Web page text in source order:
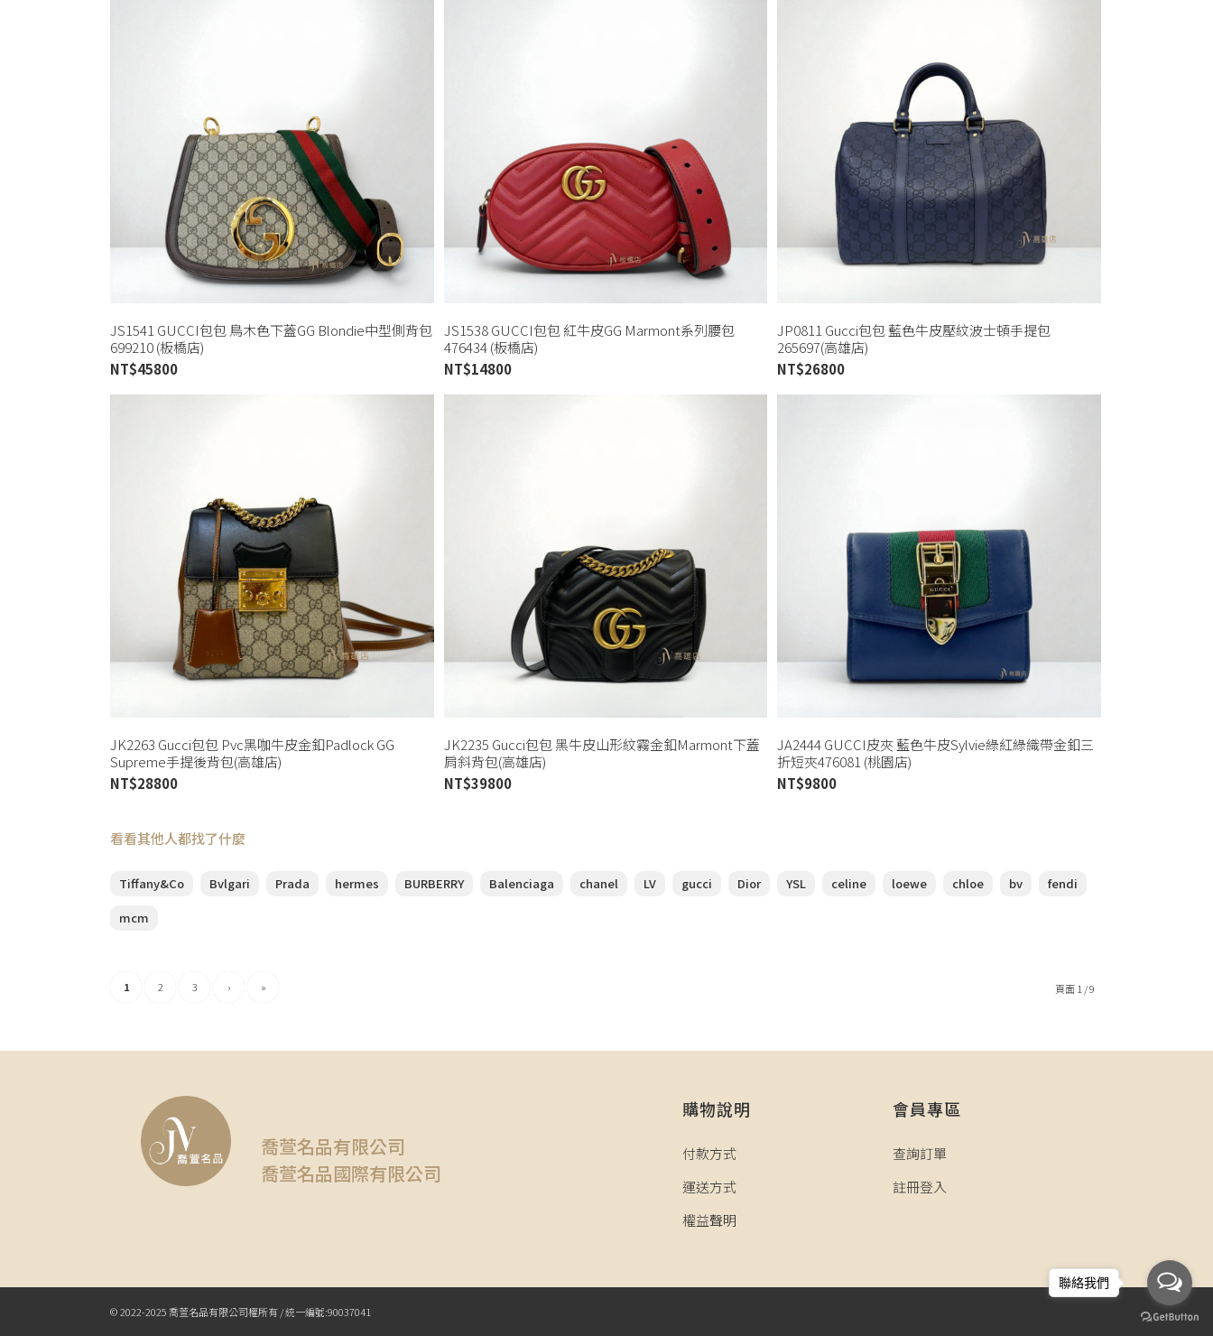
JS1541 GUCCI包包 鳥木色下蓋GG Blondie中型側背包
699210 (板橋店)
NT$45800
JS1538 GUCCI包包 紅牛皮GG Marmont系列腰包
476434 (板橋店)
NT$14800
JP0811 Gucci包包 藍色牛皮壓紋波士頓手提包
265697(高雄店)
NT$26800
JK2263 Gucci包包 Pvc黑咖牛皮金釦Padlock GG
Supreme手提後背包(高雄店)
NT$28800
JK2235 Gucci包包 黑牛皮山形紋霧金釦Marmont下蓋
肩斜背包(高雄店)
NT$39800
JA2444 GUCCI皮夾 藍色牛皮Sylvie綠紅綠織帶金釦三
折短夾476081 (桃園店)
NT$9800
看看其他人都找了什麼
Tiffany&Co Bvlgari Prada hermes BURBERRY Balenciaga chanel LV gucci Dior YSL celine loewe chloe bv
fendi
mcm
頁面 1 / 9
1 2 3 › »
喬萱名品有限公司
喬萱名品國際有限公司
購物說明
付款方式
運送方式
權益聲明
會員專區
查詢訂單
註冊登入
© 2022-2025 喬萱名品有限公司權所有 / 統一編號:90037041
聯絡我們